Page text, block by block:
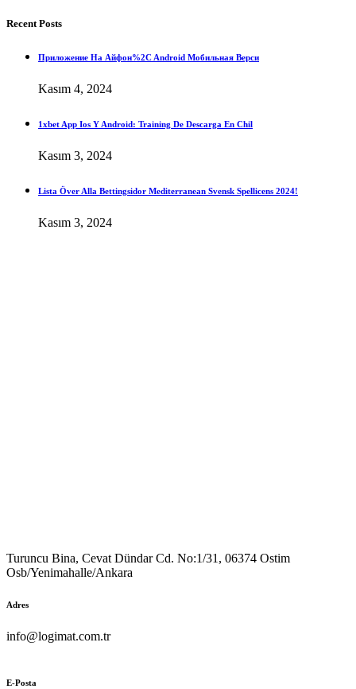
Recent Posts
Приложение На Айфон%2C Android Мобильная Верси
Kasım 4, 2024
1xbet App Ios Y Android: Training De Descarga En Chil
Kasım 3, 2024
Lista Över Alla Bettingsidor Mediterranean Svensk Spellicens 2024!
Kasım 3, 2024
Turuncu Bina, Cevat Dündar Cd. No:1/31, 06374 Ostim
Osb/Yenimahalle/Ankara
Adres
info@logimat.com.tr
E-Posta